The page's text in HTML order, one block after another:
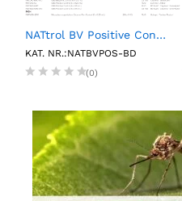
NATtrol BV Positive Control (6 X 0.15mL)
KAT. NR.:NATBVPOS-BD
(0)